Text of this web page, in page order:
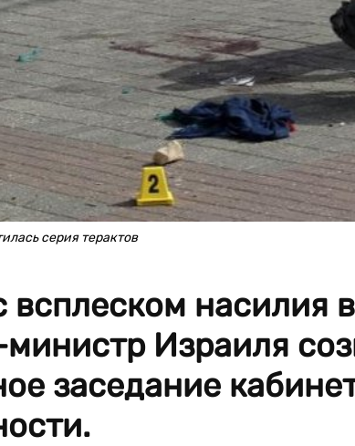
серия терактов
всплеском насилия
Израиля
заседание